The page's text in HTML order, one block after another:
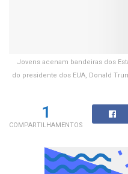
Jovens acenam bandeiras dos
do presidente dos EUA, Donald
1
COMPARTILHAMENTOS